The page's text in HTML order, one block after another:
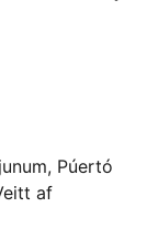
Púertó
af